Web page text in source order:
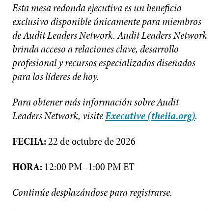
Esta mesa redonda ejecutiva es un beneficio
exclusivo disponible únicamente para miembros
de Audit Leaders Network. Audit Leaders Network
brinda acceso a relaciones clave, desarrollo
profesional y recursos especializados diseñados
para los líderes de hoy.
Para obtener más información sobre Audit
Leaders Network, visiteExecutive (theiia.org).
FECHA:22 de octubre de 2026
HORA: 12:00 PM–1:00 PM ET
Continúe desplazándose para registrarse.